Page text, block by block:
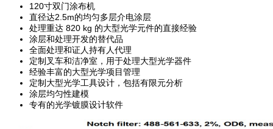
120寸双门涂布机
直径达2.5m的均匀多层介电涂层
处理重达 820 kg 的大型光学元件的直接经验
涂层和处理开发的替代品
全面处理和证人持有人代理
定制叉车和洁净室，用于处理大型光学器件
经验丰富的大型光学项目管理
定制大型光学工具设计，包括有限元分析
涂层均匀性建模
专有的光学镀膜设计软件